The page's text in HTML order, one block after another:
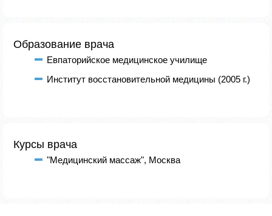
Образование врача
Евпаторийское медицинское училище
Институт восстановительной медицины (2005 г.)
Курсы врача
"Медицинский массаж", Москва